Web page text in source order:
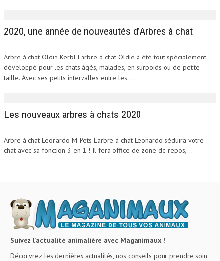
2020, une année de nouveautés d’Arbres à chat
Arbre à chat Oldie Kerbl L'arbre à chat Oldie à été tout spécialement
développé pour les chats âgés, malades, en surpoids ou de petite
taille. Avec ses petits intervalles entre les...
Les nouveaux arbres à chats 2020
Arbre à chat Leonardo M-Pets L'arbre à chat Leonardo séduira votre
chat avec sa fonction 3 en 1 ! Il fera office de zone de repos,...
Suivez l’actualité animalière avec Maganimaux !
Découvrez les dernières actualités, nos conseils pour prendre soin